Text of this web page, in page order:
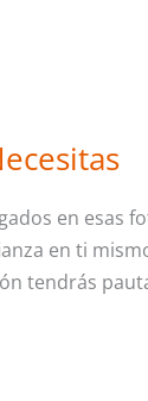
en esas
en ti
tendrás